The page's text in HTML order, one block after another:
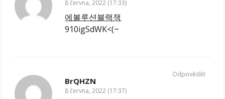
8 června, 2022 (17:33)
에볼루션블랙잭
910igSdWK<(~
BrQHZN
8 června, 2022 (17:37)
Odpovědět